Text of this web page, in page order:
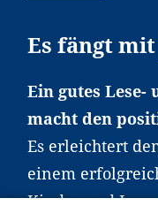
Es fängt mit
Ein gutes Lese-
macht den
Es erleichtert
einem
Kinder und